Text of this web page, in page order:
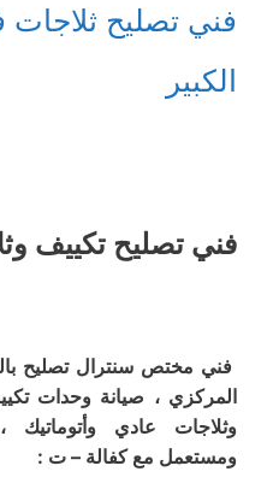
فني تصليح
الكبير
فني تصليح تكييف
فني مختص سنترال تصليح
المركزي ، صيانة وحدات
وثلاجات عادي
ومستعمل مع كفالة – ت :